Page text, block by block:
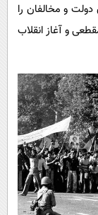
و مخالفان را
و آغاز انقلاب